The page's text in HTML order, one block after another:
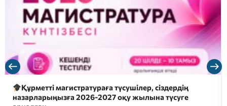
2026 жылғы 26 шілдеде докторантураға түсуші
үміткерлер үшін электронды форматтағы…